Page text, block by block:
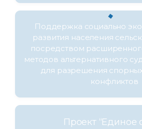
Поддержка социально
развития населения
посредством
методов альтернативного
для разрешения
конфликтов
Проект “Единое